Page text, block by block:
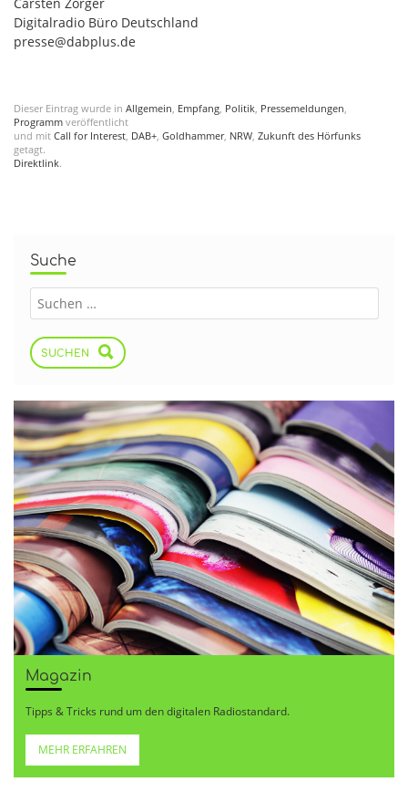
Digitalradio Büro Deutschland
presse@dabplus.de
Dieser Eintrag wurde in Allgemein, Empfang, Politik, Pressemeldungen,
Programm veröffentlicht
und mit Call for Interest, DAB+, Goldhammer, NRW, Zukunft des Hörfunks
getagt.
Direktlink.
Suche
SUCHEN
Magazin
Tipps & Tricks rund um den digitalen Radiostandard.
MEHR ERFAHREN